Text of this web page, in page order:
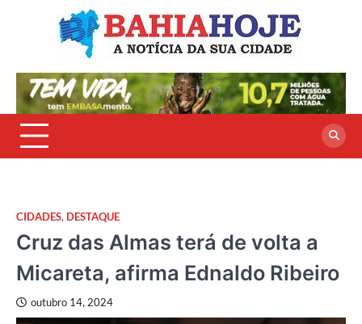
CIDADES, DESTAQUE
Cruz das Almas terá de volta a
Micareta, afirma Ednaldo Ribeiro
outubro 14, 2024